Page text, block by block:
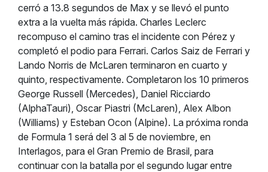
cerró a 13.8 segundos de Max y se llevó el punto
extra a la vuelta más rápida. Charles Leclerc
recompuso el camino tras el incidente con Pérez y
completó el podio para Ferrari. Carlos Saiz de Ferrari y
Lando Norris de McLaren terminaron en cuarto y
quinto, respectivamente. Completaron los 10 primeros
George Russell (Mercedes), Daniel Ricciardo
(AlphaTauri), Oscar Piastri (McLaren), Alex Albon
(Williams) y Esteban Ocon (Alpine). La próxima ronda
de Formula 1 será del 3 al 5 de noviembre, en
Interlagos, para el Gran Premio de Brasil, para
continuar con la batalla por el segundo lugar entre